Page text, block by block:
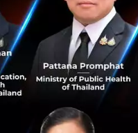
เทคโนโลยีทางการแพท
าใช้ในการผลิตวัคซีนป้อง
ทคโนโลยีชนิดนี้มาใช้ ไม่
ษาโรคที่ไม่มียารักษาได้